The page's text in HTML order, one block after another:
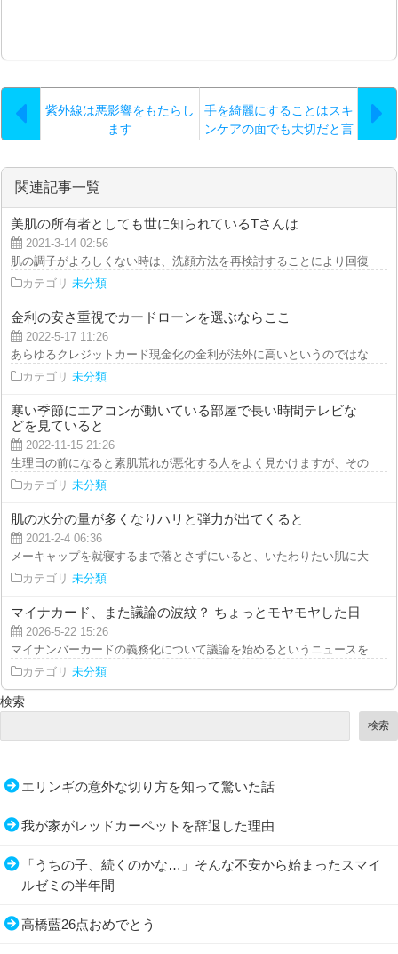
紫外線は悪影響をもたらし
ます
手を綺麗にすることはスキ
ンケアの面でも大切だと言
関連記事一覧
美肌の所有者としても世に知られているTさんは
2021-3-14 02:56
肌の調子がよろしくない時は、洗顔方法を再検討することにより回復させ
カテゴリ 未分類
金利の安さ重視でカードローンを選ぶならここ
2022-5-17 11:26
あらゆるクレジットカード現金化の金利が法外に高いというのではなく、
カテゴリ 未分類
寒い季節にエアコンが動いている部屋で長い時間テレビな
どを見ていると
2022-11-15 21:26
生理日の前になると素肌荒れが悪化する人をよく見かけますが、そのわけ
カテゴリ 未分類
肌の水分の量が多くなりハリと弾力が出てくると
2021-2-4 06:36
メーキャップを就寝するまで落とさずにいると、いたわりたい肌に大きな
カテゴリ 未分類
マイナカード、また議論の波紋？ ちょっとモヤモヤした日
2026-5-22 15:26
マイナンバーカードの義務化について議論を始めるというニュースを見て
カテゴリ 未分類
検索
検索
エリンギの意外な切り方を知って驚いた話
我が家がレッドカーペットを辞退した理由
「うちの子、続くのかな…」そんな不安から始まったスマイ
ルゼミの半年間
高橋藍26点おめでとう